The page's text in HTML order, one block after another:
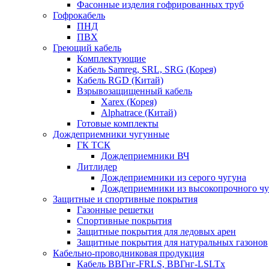
Фасонные изделия гофрированных труб
Гофрокабель
ПНД
ПВХ
Греющий кабель
Комплектующие
Кабель Samreg, SRL, SRG (Корея)
Кабель RGD (Китай)
Взрывозащищенный кабель
Xarex (Корея)
Alphatrace (Китай)
Готовые комплекты
Дождеприемники чугунные
ГК ТСК
Дождеприемники ВЧ
Литлидер
Дождеприемники из серого чугуна
Дождеприемники из высокопрочного
Защитные и спортивные покрытия
Газонные решетки
Спортивные покрытия
Защитные покрытия для ледовых арен
Защитные покрытия для натуральных газонов
Кабельно-проводниковая продукция
Кабель ВВГнг-FRLS, ВВГнг-LSLTx